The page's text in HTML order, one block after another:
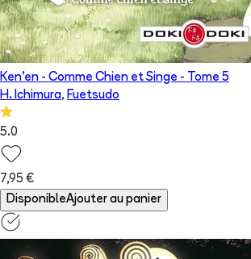
Ken'en - Comme Chien et Singe - Tome 5
H. Ichimura, Fuetsudo
5.0
7,95 €
DisponibleAjouter au panier